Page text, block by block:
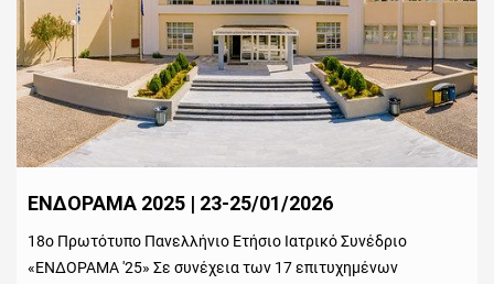
ΕΝΔΟΡΑΜΑ 2025 | 23-25/01/2026
18ο Πρωτότυπο Πανελλήνιο Ετήσιο Ιατρικό Συνέδριο
«ΕΝΔΟΡΑΜΑ '25» Σε συνέχεια των 17 επιτυχημένων